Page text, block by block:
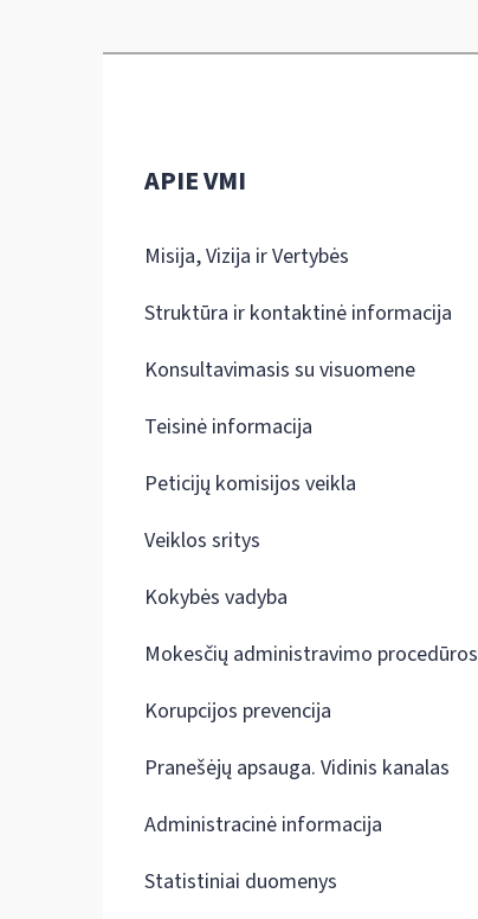
APIE VMI
Misija, Vizija ir Vertybės
Struktūra ir kontaktinė informacija
Konsultavimasis su visuomene
Teisinė informacija
Peticijų komisijos veikla
Veiklos sritys
Kokybės vadyba
Mokesčių administravimo procedūros
Korupcijos prevencija
Pranešėjų apsauga. Vidinis kanalas
Administracinė informacija
Statistiniai duomenys